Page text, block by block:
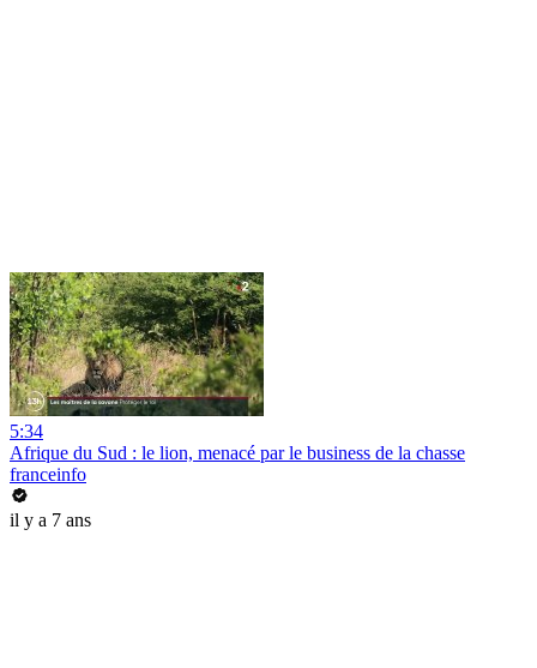
5:34
Afrique du Sud : le lion, menacé par le business de la chasse
franceinfo
il y a 7 ans